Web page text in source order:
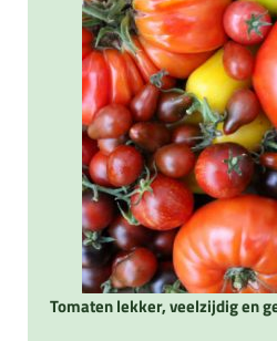
Tomaten lekker, veelzijdig en